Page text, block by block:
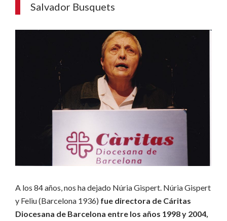
Salvador Busquets
A los 84 años, nos ha dejado Núria Gispert. Núria Gispert
y Feliu (Barcelona 1936) fue directora de Cáritas
Diocesana de Barcelona entre los años 1998 y 2004,